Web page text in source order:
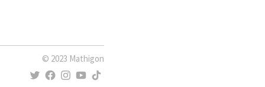
© 2023 Mathigon